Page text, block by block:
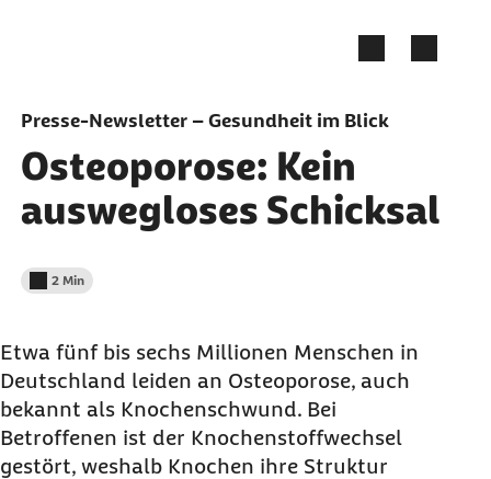
Presse-Newsletter – Gesundheit im Blick
Osteoporose: Kein
auswegloses Schicksal
Lesedauer weniger als
2 Min
Etwa fünf bis sechs Millionen Menschen in
Deutschland leiden an Osteoporose, auch
bekannt als Knochenschwund. Bei
Betroffenen ist der Knochenstoffwechsel
gestört, weshalb Knochen ihre Struktur